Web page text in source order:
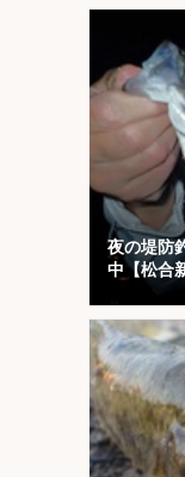
夜の堤防
中【松合